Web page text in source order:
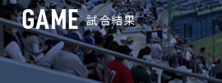
GAME 試合結果